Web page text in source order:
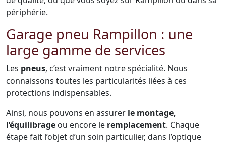
périphérie.
Garage pneu Rampillon : une
large gamme de services
Les pneus, c’est vraiment notre spécialité. Nous
connaissons toutes les particularités liées à ces
protections indispensables.
Ainsi, nous pouvons en assurer le montage,
l’équilibrage ou encore le remplacement. Chaque
étape fait l’objet d’un soin particulier, dans l’optique